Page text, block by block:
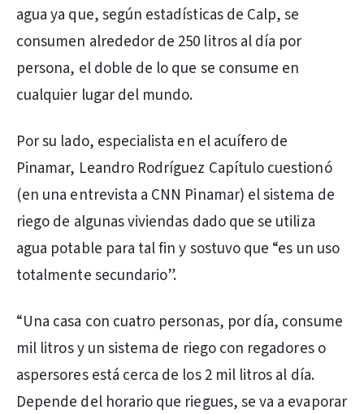
agua ya que, según estadísticas de Calp, se
consumen alrededor de 250 litros al día por
persona, el doble de lo que se consume en
cualquier lugar del mundo.
Por su lado, especialista en el acuífero de
Pinamar, Leandro Rodríguez Capítulo cuestionó
(en una entrevista a CNN Pinamar) el sistema de
riego de algunas viviendas dado que se utiliza
agua potable para tal fin y sostuvo que “es un uso
totalmente secundario”.
“Una casa con cuatro personas, por día, consume
mil litros y un sistema de riego con regadores o
aspersores está cerca de los 2 mil litros al día.
Depende del horario que riegues, se va a evaporar